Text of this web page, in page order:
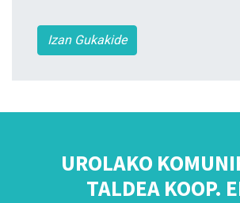
Izan Gukakide
UROLAKO
TALDEA KOOP.